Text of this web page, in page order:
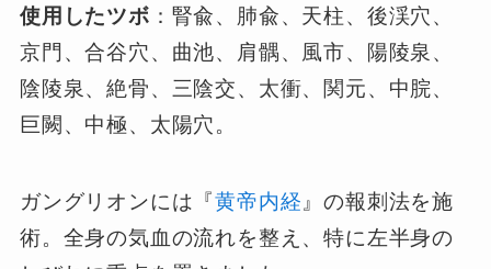
使用したツボ ：腎兪、肺兪、天柱、後渓穴、
京門、合谷穴、曲池、肩髃、風市、陽陵泉、
陰陵泉、絶骨、三陰交、太衝、関元、中脘、
巨闕、中極、太陽穴。
ガングリオンには『黄帝内経』の報刺法を施
術。全身の気血の流れを整え、特に左半身の